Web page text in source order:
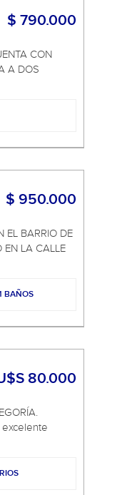
$ 790.000
CON
A DOS
$ 950.000
EL BARRIO DE
EN LA CALLE
BAÑOS
80.000
excelente